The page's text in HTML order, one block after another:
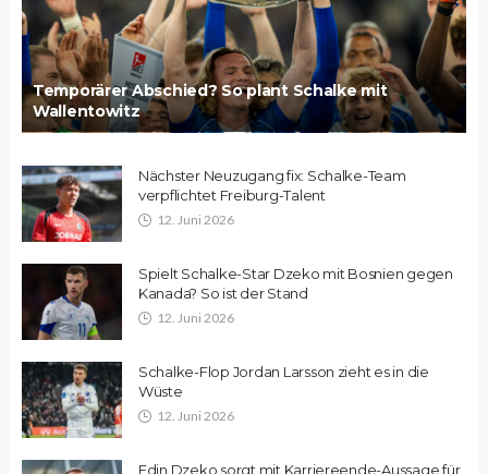
Temporärer Abschied? So plant Schalke mit
Wallentowitz
Nächster Neuzugang fix: Schalke-Team
verpflichtet Freiburg-Talent
12. Juni 2026
Spielt Schalke-Star Dzeko mit Bosnien gegen
Kanada? So ist der Stand
12. Juni 2026
Schalke-Flop Jordan Larsson zieht es in die
Wüste
12. Juni 2026
Edin Dzeko sorgt mit Karriereende-Aussage für